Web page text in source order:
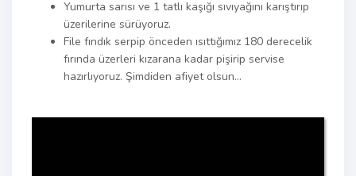
Yumurta sarısı ve 1 tatlı kaşığı sıvıyağını karıştırıp
üzerilerine sürüyoruz.
File fındık serpip önceden ısıttığımız 180 derecelik
fırında üzerleri kızarana kadar pişirip servise
hazırlıyoruz. Şimdiden afiyet olsun…